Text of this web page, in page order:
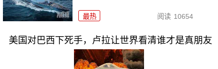
最热 阅读 10654
美国对巴西下死手，卢拉让世界看清谁才是真朋友